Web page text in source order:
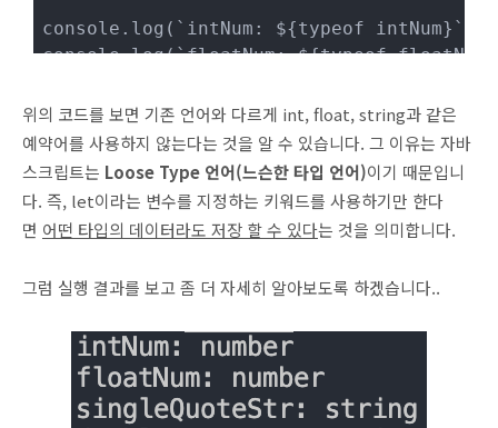
console.log(`intNum: ${typeof intNum}`);
console.log(`floatNum: ${typeof
console.log(`singleQuoteStr: ${typeof
console.log(`doubleQuoteStr: ${typeof
console.log(`singleChar: ${typeof
console.log(`bool: ${typeof bool}`);
위의 코드를 보면 기존 언어와 다르게 int, float, string과 같은
예약어를 사용하지 않는다는 것을 알 수 있습니다. 그 이유는 자바
스크립트는 Loose Type 언어(느슨한 타입 언어)이기 때문입니
다. 즉, let이라는 변수를 지정하는 키워드를 사용하기만 한다
면 어떤 타입의 데이터라도 저장 할 수 있다는 것을 의미합니다.
그럼 실행 결과를 보고 좀 더 자세히 알아보도록 하겠습니다..